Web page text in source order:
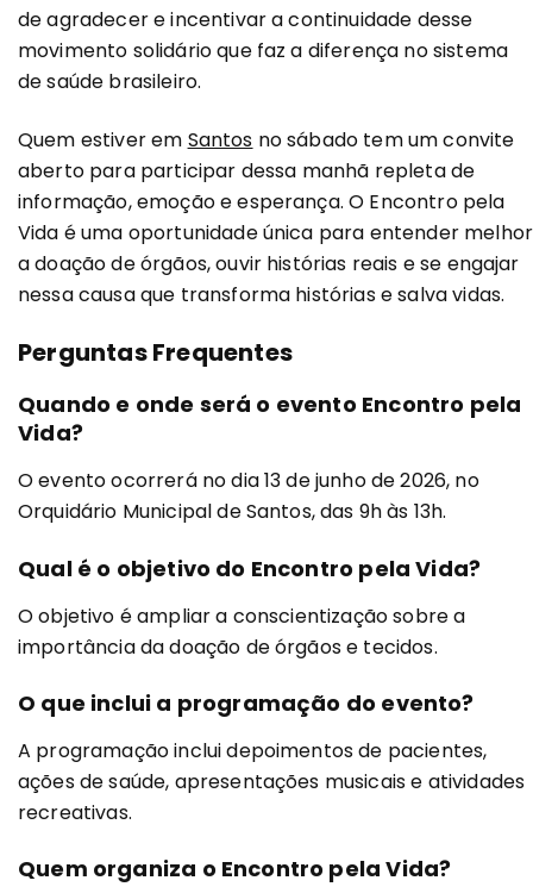
de agradecer e incentivar a continuidade desse
movimento solidário que faz a diferença no sistema
de saúde brasileiro.
Quem estiver em Santos no sábado tem um convite
aberto para participar dessa manhã repleta de
informação, emoção e esperança. O Encontro pela
Vida é uma oportunidade única para entender melhor
a doação de órgãos, ouvir histórias reais e se engajar
nessa causa que transforma histórias e salva vidas.
Perguntas Frequentes
Quando e onde será o evento Encontro pela
Vida?
O evento ocorrerá no dia 13 de junho de 2026, no
Orquidário Municipal de Santos, das 9h às 13h.
Qual é o objetivo do Encontro pela Vida?
O objetivo é ampliar a conscientização sobre a
importância da doação de órgãos e tecidos.
O que inclui a programação do evento?
A programação inclui depoimentos de pacientes,
ações de saúde, apresentações musicais e atividades
recreativas.
Quem organiza o Encontro pela Vida?